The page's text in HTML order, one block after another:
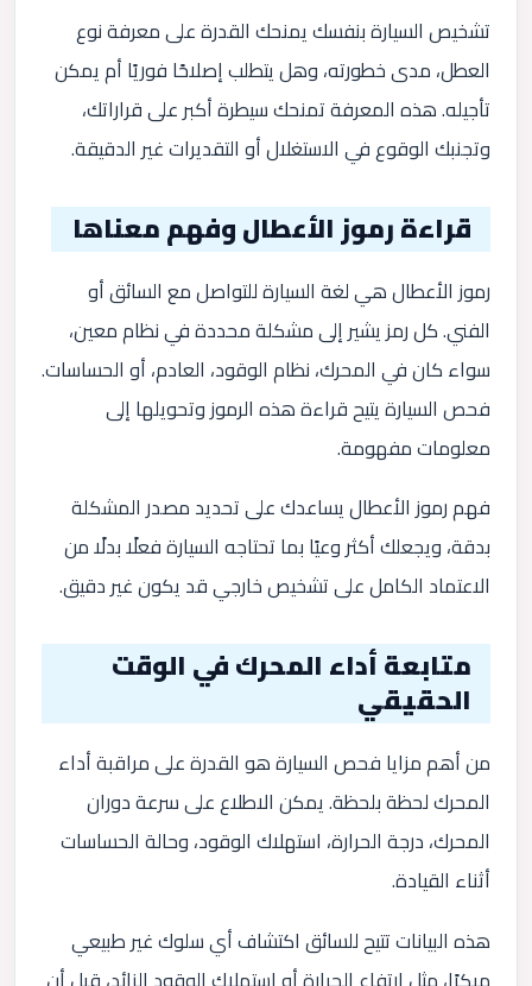
تشخيص السيارة بنفسك يمنحك القدرة على معرفة نوع
العطل، مدى خطورته، وهل يتطلب إصلاحًا فوريًا أم يمكن
تأجيله. هذه المعرفة تمنحك سيطرة أكبر على قراراتك،
وتجنبك الوقوع في الاستغلال أو التقديرات غير الدقيقة.
قراءة رموز الأعطال وفهم معناها
رموز الأعطال هي لغة السيارة للتواصل مع السائق أو
الفني. كل رمز يشير إلى مشكلة محددة في نظام معين،
سواء كان في المحرك، نظام الوقود، العادم، أو الحساسات.
فحص السيارة يتيح قراءة هذه الرموز وتحويلها إلى
معلومات مفهومة.
فهم رموز الأعطال يساعدك على تحديد مصدر المشكلة
بدقة، ويجعلك أكثر وعيًا بما تحتاجه السيارة فعلًا بدلًا من
الاعتماد الكامل على تشخيص خارجي قد يكون غير دقيق.
متابعة أداء المحرك في الوقت
الحقيقي
من أهم مزايا فحص السيارة هو القدرة على مراقبة أداء
المحرك لحظة بلحظة. يمكن الاطلاع على سرعة دوران
المحرك، درجة الحرارة، استهلاك الوقود، وحالة الحساسات
أثناء القيادة.
هذه البيانات تتيح للسائق اكتشاف أي سلوك غير طبيعي